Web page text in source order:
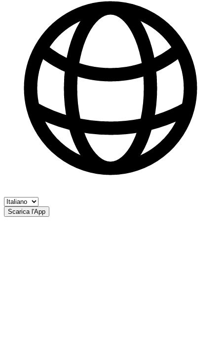
Scarica l'App